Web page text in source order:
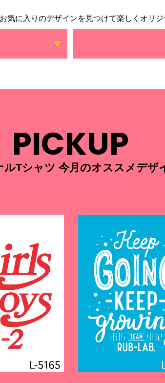
気に入りのデザインを見つけて楽しくオリ
PICKUP
ルTシャツ 今月のオススメデザ